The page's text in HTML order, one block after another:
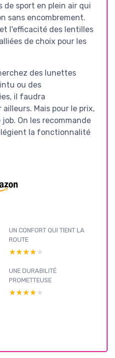
de sport en plein air qui
sans encombrement.
l'efficacité des lentilles
de choix pour les
des lunettes
ou des
il faudra
Mais pour le prix,
On les recommande
la fonctionnalité
UN CONFORT QUI TIENT LA
ROUTE
★★★★★
★★★★★
UNE DURABILITÉ
PROMETTEUSE
★★★★★
★★★★★